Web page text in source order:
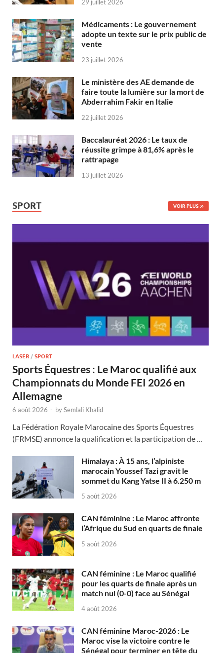
29 juillet 2026
Médicaments : Le gouvernement
adopte un texte sur le prix public de
vente
23 juillet 2026
Le ministère des AE demande de
faire toute la lumière sur la mort de
Abderrahim Fakir en Italie
22 juillet 2026
Baccalauréat 2026 : Le taux de
réussite grimpe à 81,6% après le
rattrapage
13 juillet 2026
SPORT VOIR PLUS
LASER / SPORT
Sports Équestres : Le Maroc qualifié aux
Championnats du Monde FEI 2026 en
Allemagne
6 août 2026 - bySemlali Khalid
La Fédération Royale Marocaine des Sports Équestres
(FRMSE) annonce la qualification et la participation de …
Himalaya : À 15 ans, l’alpiniste
marocain Youssef Tazi gravit le
sommet du Kang Yatse II à 6.250 m
5 août 2026
CAN féminine : Le Maroc affronte
l’Afrique du Sud en quarts de finale
5 août 2026
CAN féminine : Le Maroc qualifié
pour les quarts de finale après un
match nul (0-0) face au Sénégal
4 août 2026
CAN féminine Maroc-2026 : Le
Maroc vise la victoire contre le
Sénégal pour terminer en tête du